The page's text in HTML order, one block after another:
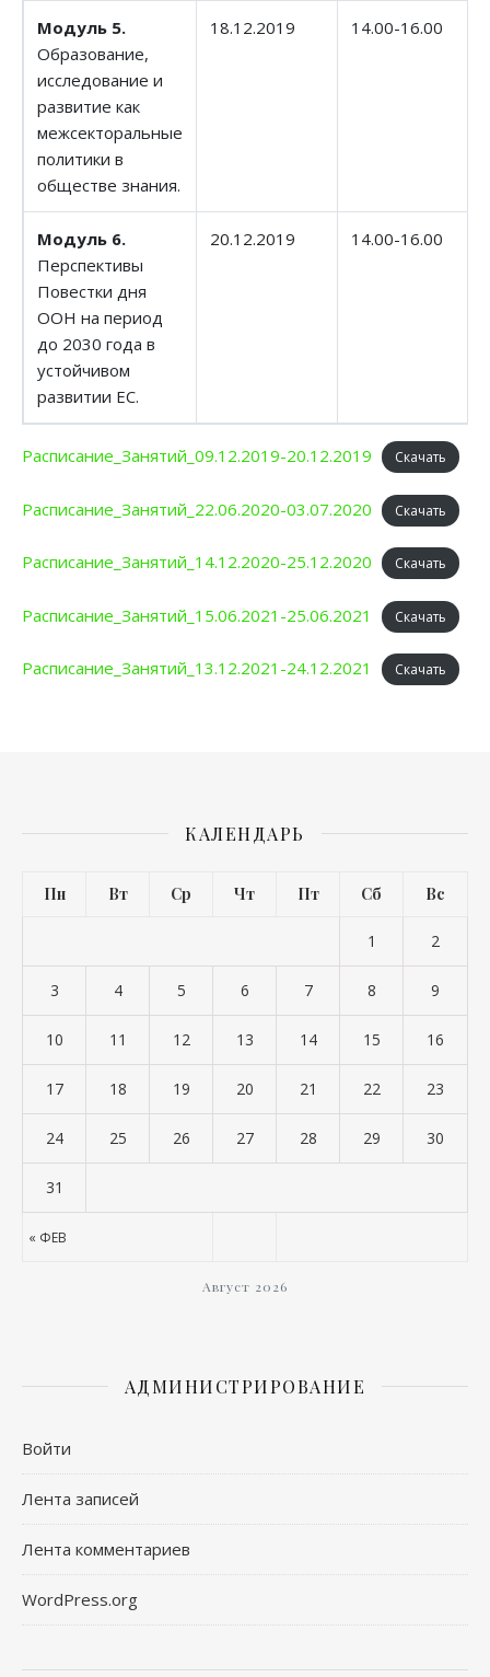
Модуль 5.
Образование,
исследование и
развитие как
межсекторальные
политики в
обществе знания.
18.12.2019 14.00-16.00
Модуль 6.
Перспективы
Повестки дня
ООН на период
до 2030 года в
устойчивом
развитии ЕС.
20.12.2019 14.00-16.00
Расписание_Занятий_09.12.2019-20.12.2019 Скачать
Расписание_Занятий_22.06.2020-03.07.2020 Скачать
Расписание_Занятий_14.12.2020-25.12.2020 Скачать
Расписание_Занятий_15.06.2021-25.06.2021 Скачать
Расписание_Занятий_13.12.2021-24.12.2021 Скачать
КАЛЕНДАРЬ
Август 2026
Пн Вт Ср Чт Пт Сб Вс
« ФЕВ
1 2
3 4 5 6 7 8 9
10 11 12 13 14 15 16
17 18 19 20 21 22 23
24 25 26 27 28 29 30
31
АДМИНИСТРИРОВАНИЕ
Войти
Лента записей
Лента комментариев
WordPress.org